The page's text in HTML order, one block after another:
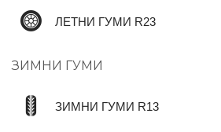
ЛЕТНИ ГУМИ R23
ЗИМНИ ГУМИ
ЗИМНИ ГУМИ R13